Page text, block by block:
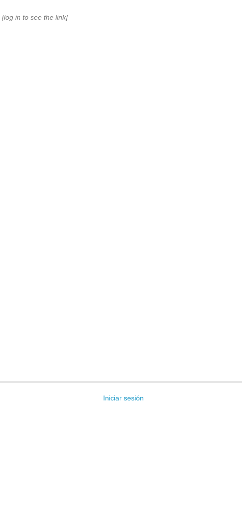
[log in to see the link]
Iniciar sesión